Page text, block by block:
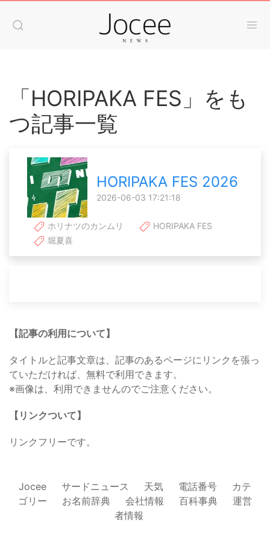
「HORIPAKA FES」をも
つ記事一覧
HORIPAKA FES 2026
2026-06-03 17:21:18
ホリナツのカンムリ
HORIPAKA FES
堀夏喜
【記事の利用について】
タイトルと記事文章は、記事のあるページにリンクを張っ
ていただければ、無料で利用できます。
※画像は、利用できませんのでご注意ください。
【リンクついて】
リンクフリーです。
Jocee サードニュース 天気 電話番号
カテ
ゴリー
お名前辞典 会社情報 百科事典
運営
者情報